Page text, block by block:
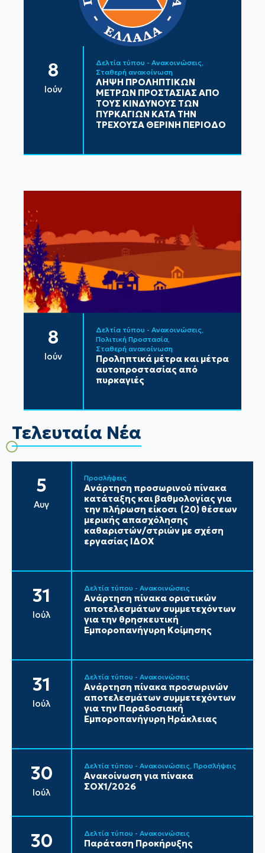
8
Ιούν
Δελτία τύπου - Ανακοινώσεις
Σταθερή ανακοίνωση
ΛΗΨΗ ΠΡΟΛΗΠΤΙΚΩΝ
ΜΕΤΡΩΝ ΠΡΟΣΤΑΣΙΑΣ ΑΠΟ
ΤΟΥΣ ΚΙΝΔΥΝΟΥΣ ΤΩΝ
ΠΥΡΚΑΓΙΩΝ ΚΑΤΑ ΤΗΝ
ΤΡΕΧΟΥΣΑ ΘΕΡΙΝΗ ΠΕΡΙΟΔΟ
8
Ιούν
Δελτία τύπου - Ανακοινώσεις
Πολιτική Προστασία
Σταθερή ανακοίνωση
Προληπτικά μέτρα και μέτρα
αυτοπροστασίας από
πυρκαγιές
Τελευταία Νέα
5
Αυγ
Προσλήψεις
Ανάρτηση προσωρινού πίνακα
κατάταξης και βαθμολογίας για
την πλήρωση είκοσι (20) θέσεων
μερικής απασχόλησης
καθαριστών/στριών με σχέση
εργασίας ΙΔΟΧ
31
Ιούλ
Δελτία τύπου - Ανακοινώσεις
Ανάρτηση πίνακα οριστικών
αποτελεσμάτων συμμετεχόντων
για την θρησκευτική
Εμποροπανήγυρη Κοίμησης
31
Ιούλ
Δελτία τύπου - Ανακοινώσεις
Ανάρτηση πίνακα προσωρινών
αποτελεσμάτων συμμετεχόντων
για την Παραδοσιακή
Εμποροπανήγυρη Ηράκλειας
30
Ιούλ
Δελτία τύπου - Ανακοινώσεις Προσλήψεις
Ανακοίνωση για πίνακα
ΣΟΧ1/2026
30 Δελτία τύπου - Ανακοινώσεις
Παράταση Προκήρυξης